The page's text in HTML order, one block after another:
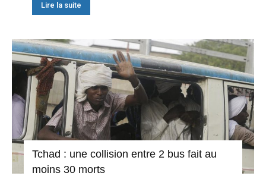
Lire la suite
Tchad : une collision entre 2 bus fait au
moins 30 morts